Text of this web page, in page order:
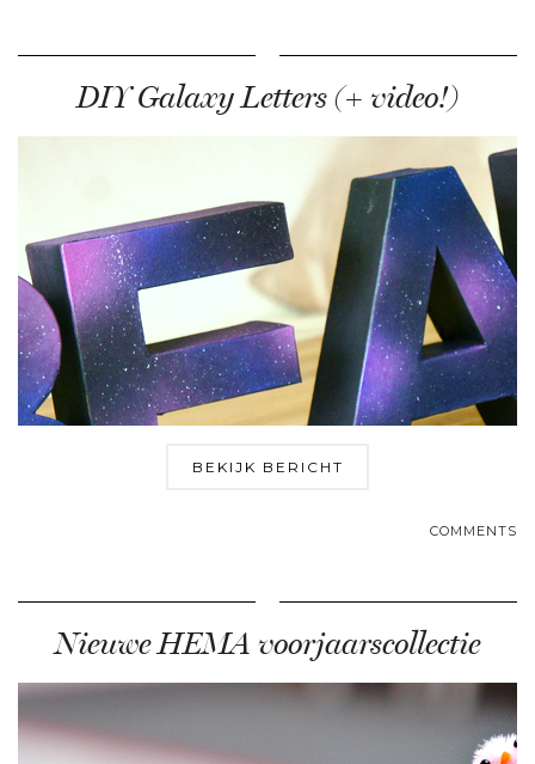
DIY Galaxy Letters (+ video!)
BEKIJK BERICHT
COMMENTS
Nieuwe HEMA voorjaarscollectie